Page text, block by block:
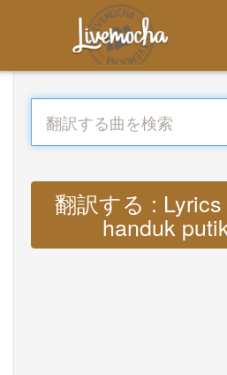
翻訳する :
handuk